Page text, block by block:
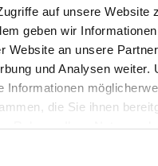
auf unsere Website
geben wir
Website an unsere
und Analysen weiter.
Informationen
die Sie ihnen
Abteilung Psychiatrie,
Berlin
Abteilung
Köpenick, Berlin
Facharzt
Klinik, Berlin